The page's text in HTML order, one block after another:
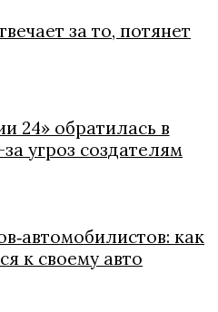
за то, потянет
24» обратилась в
угроз создателям
как
к своему авто